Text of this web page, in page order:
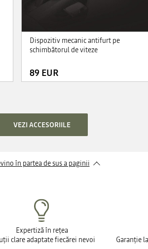
Dispozitiv mecanic antifurt pe
schimbătorul de viteze
89 EUR
VEZI ACCESORIILE
în partea de sus a paginii
Expertiză în rețea
clare adaptate fiecărei nevoi
Garanție